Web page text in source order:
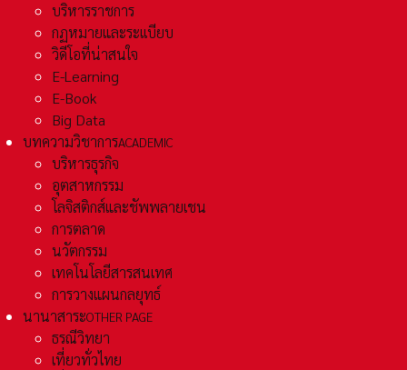
บริหารราชการ
กฏหมายและระเเบียบ
วิดีโอที่น่าสนใจ
E-Learning
E-Book
Big Data
บทความวิชาการACADEMIC
บริหารธุรกิจ
อุตสาหกรรม
โลจิสติกส์และชัพพลายเชน
การตลาด
นวัตกรรม
เทคโนโลยีสารสนเทศ
การวางแผนกลยุทธ์
นานาสาระOTHER PAGE
ธรณีวิทยา
เที่ยวทั่วไทย